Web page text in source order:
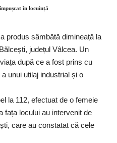
în locuință
produs sâmbătă dimineață la
județul Vâlcea. Un
după ce a fost prins cu
unui utilaj industrial și o
la 112, efectuat de o femeie
fața locului au intervenit de
care au constatat că cele